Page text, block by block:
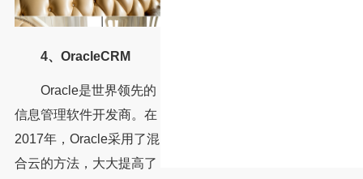
4、OracleCRM
Oracle是世界领先的
信息管理软件开发商。在
2017年，Oracle采用了混
合云的方法，大大提高了